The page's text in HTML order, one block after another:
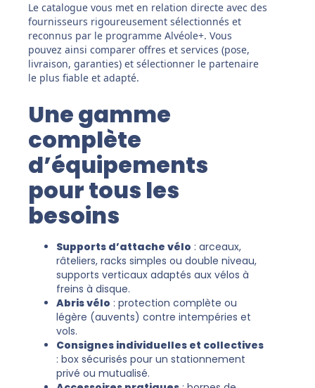
Le catalogue vous met en relation directe avec des
fournisseurs rigoureusement sélectionnés et
reconnus par le programme Alvéole+. Vous
pouvez ainsi comparer offres et services (pose,
livraison, garanties) et sélectionner le partenaire
le plus fiable et adapté.
Une gamme
complète
d’équipements
pour tous les
besoins
Supports d’attache vélo : arceaux,
râteliers, racks simples ou double niveau,
supports verticaux adaptés aux vélos à
freins à disque.
Abris vélo : protection complète ou
légère (auvents) contre intempéries et
vols.
Consignes individuelles et collectives
: box sécurisés pour un stationnement
privé ou mutualisé.